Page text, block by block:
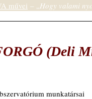
(Deli
munkatársai
művei – „Hogy valami